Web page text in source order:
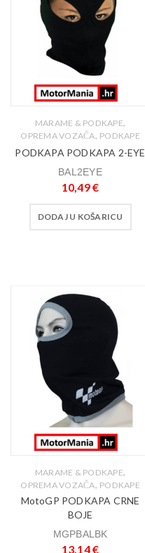
MARAME & PODKAPE,
OPREMA VOZAČA, PODKAPE
PODKAPA PODKAPA 2-EYE
BAL2EYE
10,49€
DODAJ U KOŠARICU
MARAME & PODKAPE,
OPREMA VOZAČA, PODKAPE
MotoGP PODKAPA CRNE
BOJE
MGPBALBK
13,14€